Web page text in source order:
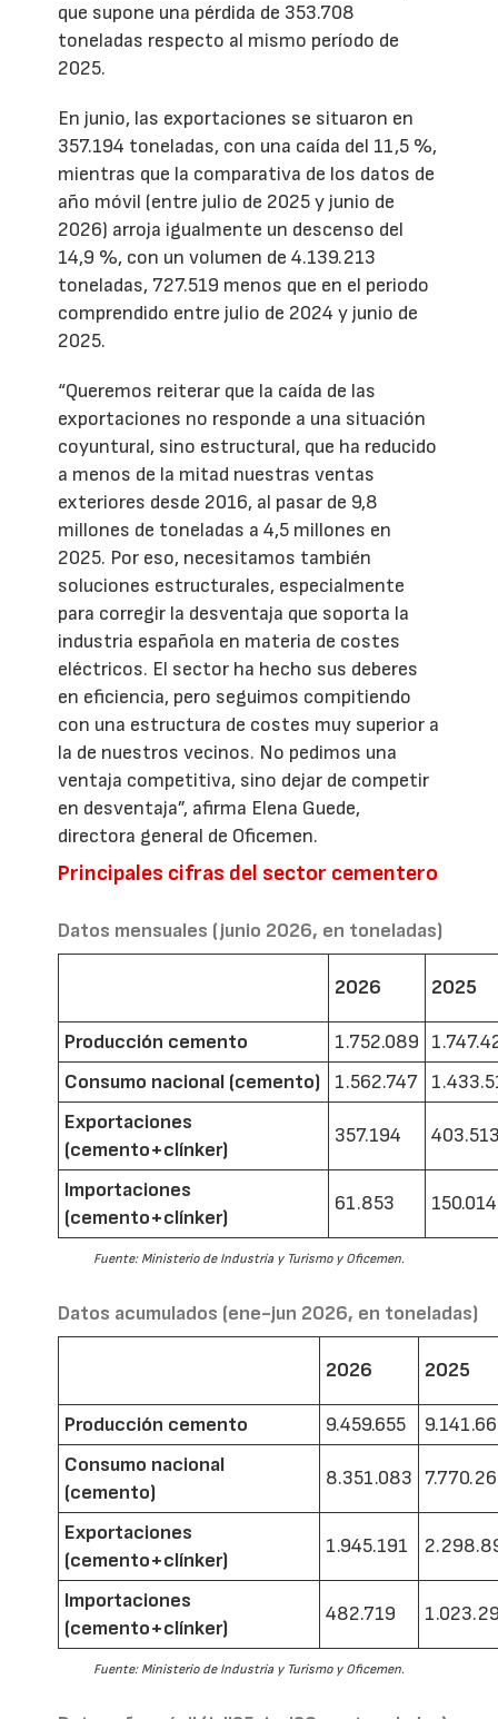
que supone una pérdida de 353.708
toneladas respecto al mismo período de
2025.
En junio, las exportaciones se situaron en
357.194 toneladas, con una caída del 11,5 %,
mientras que la comparativa de los datos de
año móvil (entre julio de 2025 y junio de
2026) arroja igualmente un descenso del
14,9 %, con un volumen de 4.139.213
toneladas, 727.519 menos que en el periodo
comprendido entre julio de 2024 y junio de
2025.
“Queremos reiterar que la caída de las
exportaciones no responde a una situación
coyuntural, sino estructural, que ha reducido
a menos de la mitad nuestras ventas
exteriores desde 2016, al pasar de 9,8
millones de toneladas a 4,5 millones en
2025. Por eso, necesitamos también
soluciones estructurales, especialmente
para corregir la desventaja que soporta la
industria española en materia de costes
eléctricos. El sector ha hecho sus deberes
en eficiencia, pero seguimos compitiendo
con una estructura de costes muy superior a
la de nuestros vecinos. No pedimos una
ventaja competitiva, sino dejar de competir
en desventaja”, afirma Elena Guede,
directora general de Oficemen.
Principales cifras del sector cementero
Datos mensuales (junio 2026, en toneladas)
2026 2025
Producción cemento 1.752.089
Consumo nacional (cemento)
1.562.747
Exportaciones
(cemento+clínker)
357.194
Importaciones
(cemento+clínker)
61.853 150.014
Fuente: Ministerio de Industria y Turismo y Oficemen.
Datos acumulados (ene-jun 2026, en toneladas)
2026 2025
Producción cemento 9.459.655
Consumo nacional
(cemento)
8.351.083
Exportaciones
(cemento+clínker)
1.945.191
Importaciones
(cemento+clínker)
482.719
Fuente: Ministerio de Industria y Turismo y Oficemen.